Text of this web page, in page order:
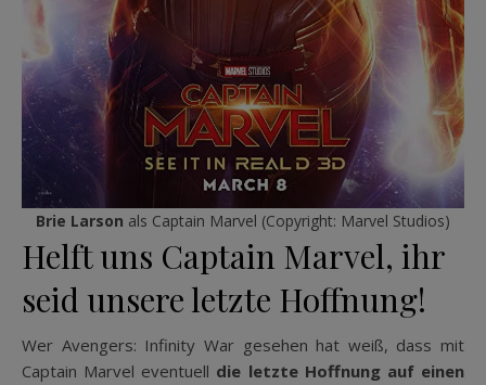
Brie Larson als Captain Marvel (Copyright: Marvel Studios)
Helft uns Captain Marvel, ihr
seid unsere letzte Hoffnung!
Wer Avengers: Infinity War gesehen hat weiß, dass mit
Captain Marvel eventuell die letzte Hoffnung auf einen